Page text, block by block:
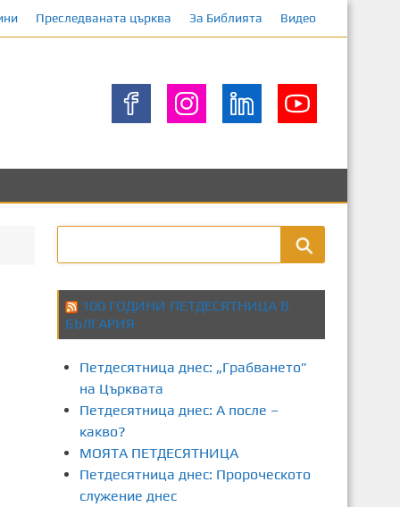
Преследваната църква За Библията Видео
100 ГОДИНИ ПЕТДЕСЯТНИЦА В
БЪЛГАРИЯ
Петдесятница днес: „Грабването”
на Църквата
Петдесятница днес: А после –
какво?
МОЯТА ПЕТДЕСЯТНИЦА
Петдесятница днес: Пророческото
служение днес